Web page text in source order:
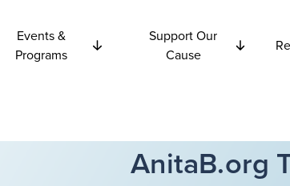
Events &
Programs
Support Our
Cause
AnitaB.org